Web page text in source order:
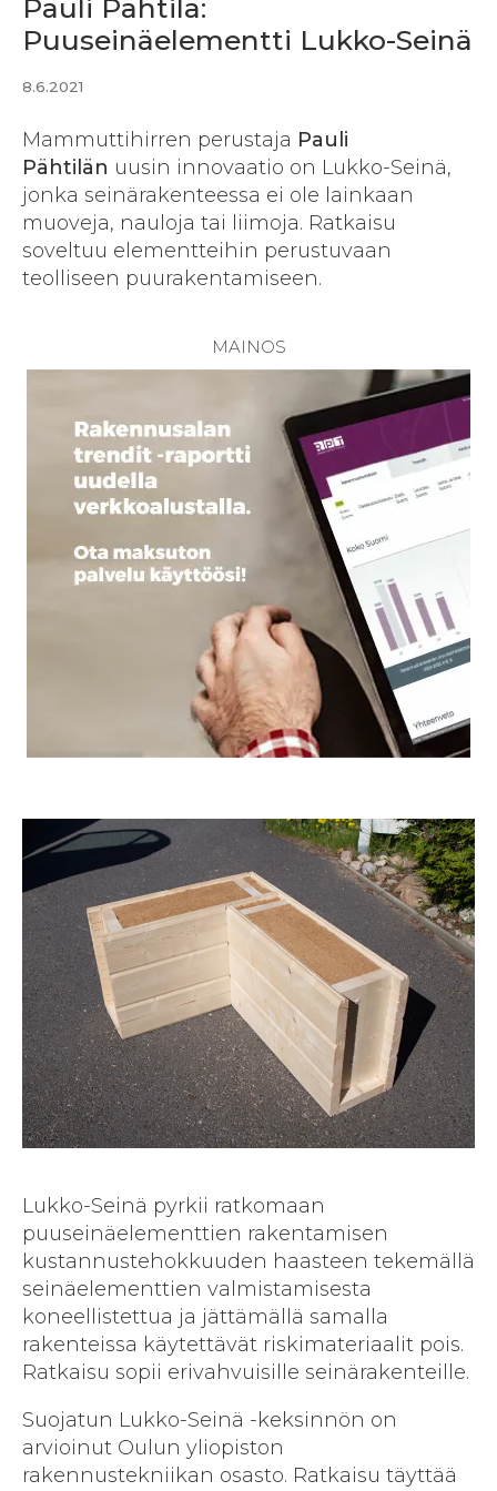
Pauli Pähtilä:
Puuseinäelementti Lukko-Seinä
8.6.2021
Mammuttihirren perustaja Pauli
Pähtilän uusin innovaatio on Lukko-Seinä,
jonka seinärakenteessa ei ole lainkaan
muoveja, nauloja tai liimoja. Ratkaisu
soveltuu elementteihin perustuvaan
teolliseen puurakentamiseen.
Lukko-Seinä pyrkii ratkomaan
puuseinäelementtien rakentamisen
kustannustehokkuuden haasteen tekemällä
seinäelementtien valmistamisesta
koneellistettua ja jättämällä samalla
rakenteissa käytettävät riskimateriaalit pois.
Ratkaisu sopii erivahvuisille seinärakenteille.
Suojatun Lukko-Seinä -keksinnön on
arvioinut Oulun yliopiston
rakennustekniikan osasto. Ratkaisu täyttää